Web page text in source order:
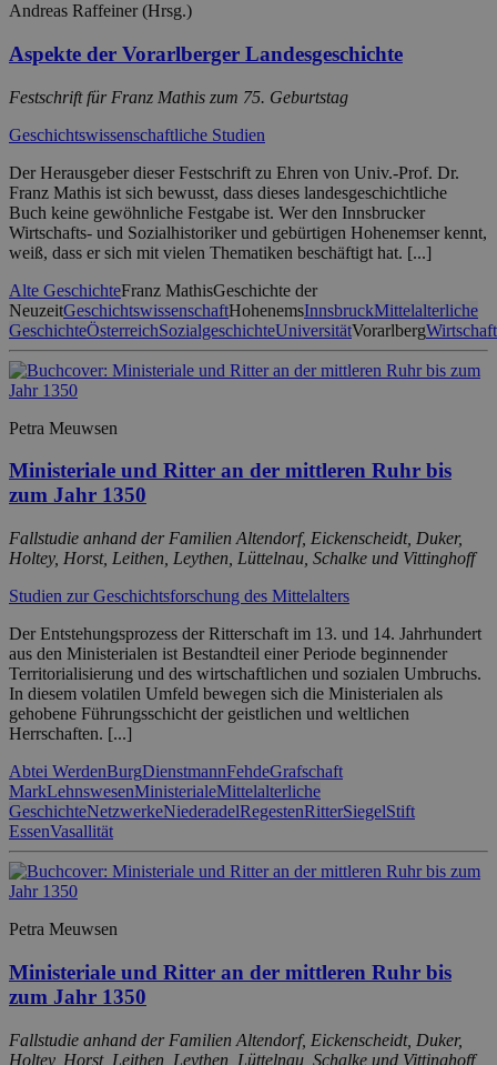
Andreas Raffeiner (Hrsg.)
Aspekte der Vorarlberger Landesgeschichte
Festschrift für Franz Mathis zum 75. Geburtstag
Geschichtswissenschaftliche Studien
Der Herausgeber dieser Festschrift zu Ehren von Univ.-Prof. Dr.
Franz Mathis ist sich bewusst, dass dieses landesgeschichtliche
Buch keine gewöhnliche Festgabe ist. Wer den Innsbrucker
Wirtschafts- und Sozialhistoriker und gebürtigen Hohenemser kennt,
weiß, dass er sich mit vielen Thematiken beschäftigt hat. [...]
Alte GeschichteFranz MathisGeschichte der
NeuzeitGeschichtswissenschaftHohenemsInnsbruckMittelalterliche
GeschichteÖsterreichSozialgeschichteUniversitätVorarlberg
Petra Meuwsen
Ministeriale und Ritter an der mittleren Ruhr bis
zum Jahr 1350
Fallstudie anhand der Familien Altendorf, Eickenscheidt, Duker,
Holtey, Horst, Leithen, Leythen, Lüttelnau, Schalke und Vittinghoff
Studien zur Geschichtsforschung des Mittelalters
Der Entstehungsprozess der Ritterschaft im 13. und 14. Jahrhundert
aus den Ministerialen ist Bestandteil einer Periode beginnender
Territorialisierung und des wirtschaftlichen und sozialen Umbruchs.
In diesem volatilen Umfeld bewegen sich die Ministerialen als
gehobene Führungsschicht der geistlichen und weltlichen
Herrschaften. [...]
Abtei WerdenBurgDienstmannFehdeGrafschaft
MarkLehnswesenMinisterialeMittelalterliche
GeschichteNetzwerkeNiederadelRegestenRitterSiegelStift
EssenVasallität
Petra Meuwsen
Ministeriale und Ritter an der mittleren Ruhr bis
zum Jahr 1350
Fallstudie anhand der Familien Altendorf, Eickenscheidt, Duker,
Holtey, Horst, Leithen, Leythen, Lüttelnau, Schalke und Vittinghoff